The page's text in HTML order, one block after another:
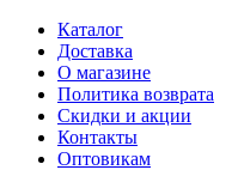
Каталог
Доставка
О магазине
Политика возврата
Скидки и акции
Контакты
Оптовикам